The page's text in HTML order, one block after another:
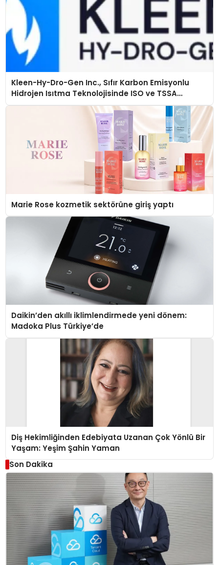
Kleen-Hy-Dro-Gen Inc., Sıfır Karbon Emisyonlu
Hidrojen Isıtma Teknolojisinde ISO ve TSSA
Düzenleyici Onaylarını Aldı
Marie Rose kozmetik sektörüne giriş yaptı
Daikin’den akıllı iklimlendirmede yeni dönem:
Madoka Plus Türkiye’de
Diş Hekimliğinden Edebiyata Uzanan Çok Yönlü Bir
Yaşam: Yeşim Şahin Yaman
Son Dakika